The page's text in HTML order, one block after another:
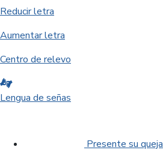
Reducir letra
Aumentar letra
Centro de relevo
Lengua de señas
Presente su queja